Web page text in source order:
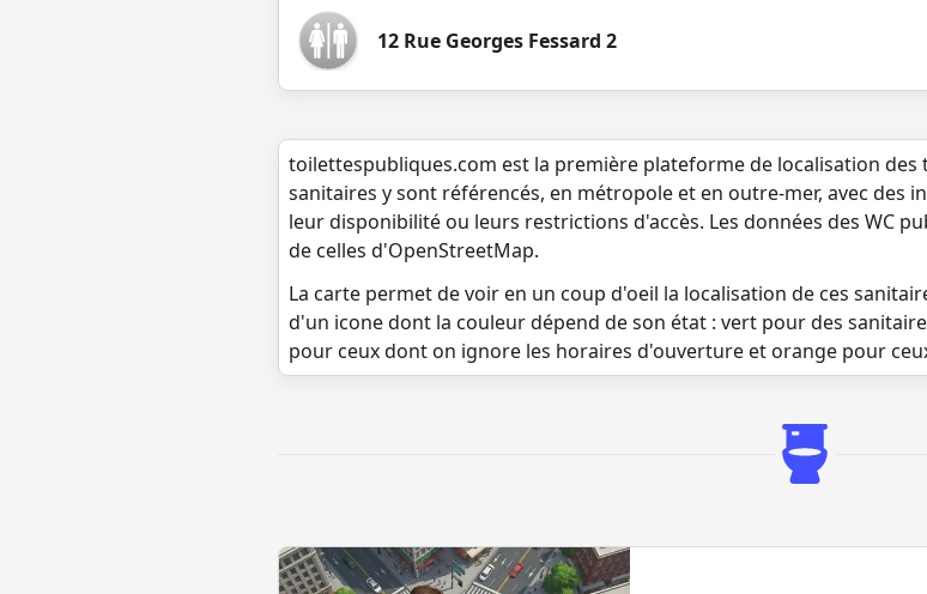
12 Rue Georges Fessard 2
toilettespubliques.com est la première plateforme de localisation des
sanitaires y sont référencés, en métropole et en outre-mer, avec des
leur disponibilité ou leurs restrictions d'accès. Les données des WC
de celles d'OpenStreetMap.
La carte permet de voir en un coup d'oeil la localisation de ces
d'un icone dont la couleur dépend de son état : vert pour des
pour ceux dont on ignore les horaires d'ouverture et orange pour